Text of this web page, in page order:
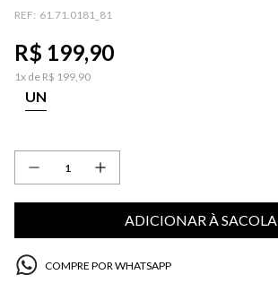
: 61.71.0181_81
R$ 199,90
1x de R$ 199,90
UN
ADICIONAR À SACOLA
COMPRE POR WHATSAPP